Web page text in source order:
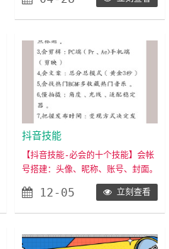
通知：由于抖音官方针对短视频挂载
门槛规则的生效，故不满足要求账号
整，不满足要求的账号可以先使用口
令进行评论区引导推广！！平台端所
有的小程序几乎都支持口令推广，评
论区置项评论引导效果可能会更好，
作品流量可能会更高！口令设……
抖音技能
【抖音技能-必会的十个技能】会帐
号搭建：头像、昵称、账号、封面。
破播放：7秒视频、热门音乐、槽点
标题。会剪辑：PC端（Pr、Ae）手
机端（剪映）会文案：总分总模式
门音乐。懂拍摄：角度、光线、适配
12-05 立刻查看